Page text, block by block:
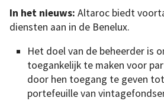
In het nieuws: Altaroc biedt
diensten aan in de Benelux.
Het doel van de beheerder is
toegankelijk te maken voor
door hen toegang te geven
portefeuille van